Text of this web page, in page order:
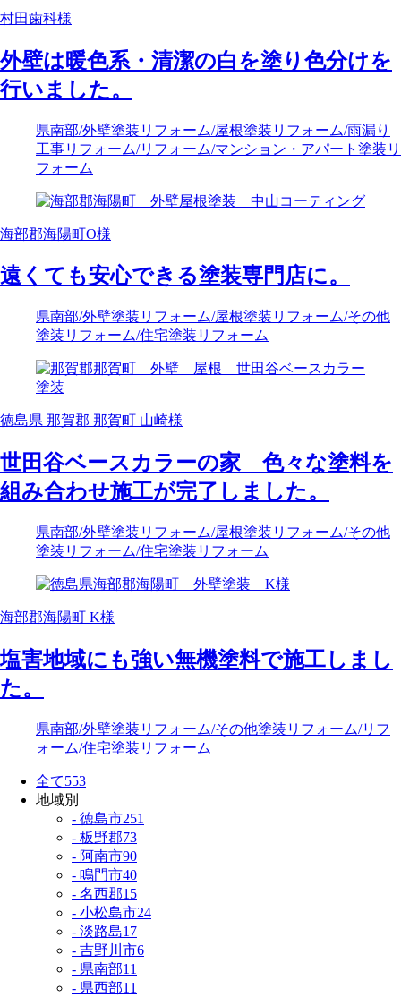
村田歯科様
外壁は暖色系・清潔の白を塗り色分けを
行いました。
県南部/外壁塗装リフォーム/屋根塗装リフォーム/雨漏り
工事リフォーム/リフォーム/マンション・アパート塗装リ
フォーム
海部郡海陽町O様
遠くても安心できる塗装専門店に。
県南部/外壁塗装リフォーム/屋根塗装リフォーム/その他
塗装リフォーム/住宅塗装リフォーム
徳島県 那賀郡 那賀町 山崎様
世田谷ベースカラーの家 色々な塗料を
組み合わせ施工が完了しました。
県南部/外壁塗装リフォーム/屋根塗装リフォーム/その他
塗装リフォーム/住宅塗装リフォーム
海部郡海陽町 K様
塩害地域にも強い無機塗料で施工しまし
た。
県南部/外壁塗装リフォーム/その他塗装リフォーム/リフ
ォーム/住宅塗装リフォーム
全て553
地域別
- 徳島市251
- 板野郡73
- 阿南市90
- 鳴門市40
- 名西郡15
- 小松島市24
- 淡路島17
- 吉野川市6
- 県南部11
- 県西部11